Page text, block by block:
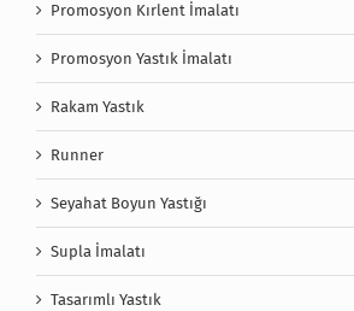
Promosyon Kırlent İmalatı
Promosyon Yastık İmalatı
Rakam Yastık
Runner
Seyahat Boyun Yastığı
Supla İmalatı
Tasarımlı Yastık